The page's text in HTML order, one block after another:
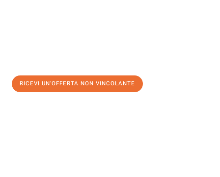
RICEVI UN'OFFERTA NON VINCOLANTE